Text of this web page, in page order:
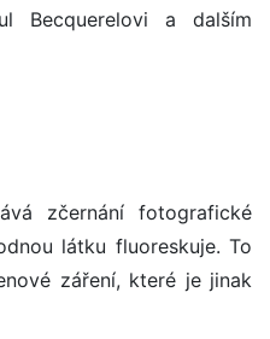
Becquerelovi a dalším
zčernání fotografické
látku fluoreskuje. To
záření, které je jinak